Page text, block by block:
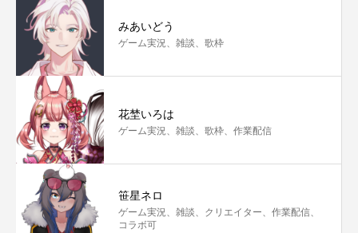
みあいどう
ゲーム実況、雑談、歌枠
花埜いろは
ゲーム実況、雑談、歌枠、作業配信
笹星ネロ
ゲーム実況、雑談、クリエイター、作業配信、
コラボ可